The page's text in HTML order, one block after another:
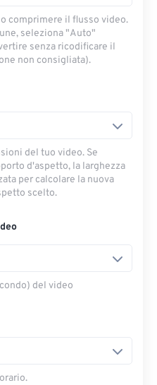
comprimere il flusso video.
seleziona "Auto"
senza ricodificare il
non consigliata).
del tuo video. Se
d'aspetto, la larghezza
per calcolare la nuova
scelto.
del video